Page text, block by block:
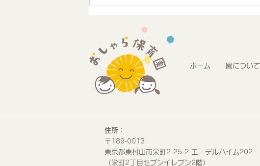
地域連携 未来のストリート
加しました
ホーム 園について
​住所：
​〒189-0013
​東京都東村山市栄町2-25-2 エーデルハイム202
​（栄町2丁目セブンイレブン2階）